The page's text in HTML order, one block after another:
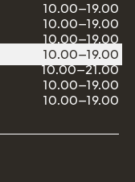
10.00–19.00
10.00–19.00
10.00–19.00
10.00–19.00
10.00–21.00
10.00–19.00
10.00–19.00